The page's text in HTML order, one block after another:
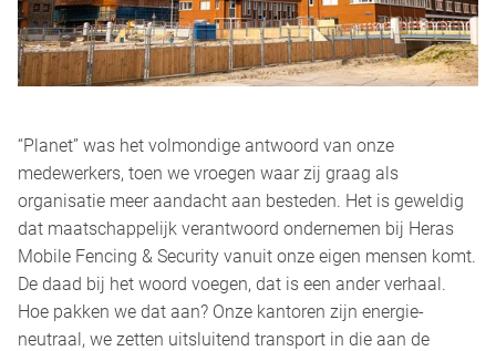
“Planet” was het volmondige antwoord van onze
medewerkers, toen we vroegen waar zij graag als
organisatie meer aandacht aan besteden. Het is geweldig
dat maatschappelijk verantwoord ondernemen bij Heras
Mobile Fencing & Security vanuit onze eigen mensen komt.
De daad bij het woord voegen, dat is een ander verhaal.
Hoe pakken we dat aan? Onze kantoren zijn energie-
neutraal, we zetten uitsluitend transport in die aan de